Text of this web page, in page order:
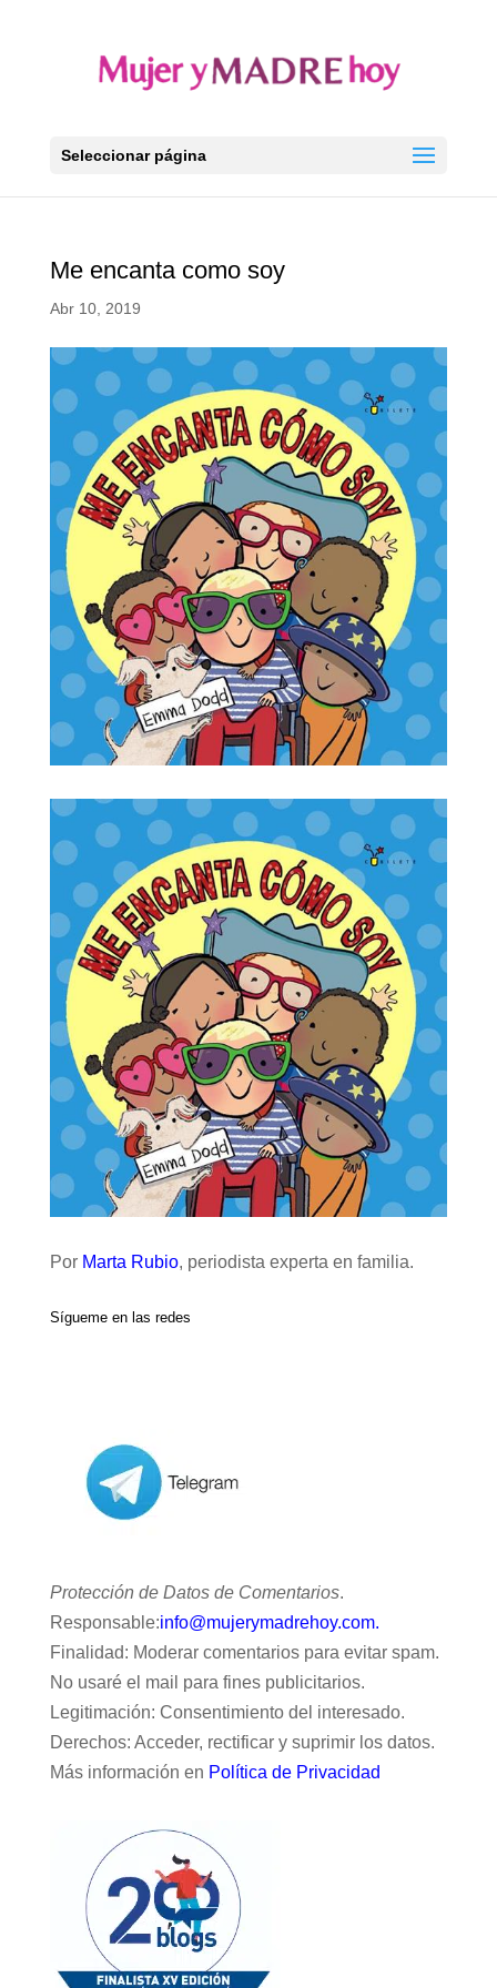
Seleccionar página
Me encanta como soy
Abr 10, 2019
Por Marta Rubio, periodista experta en familia.
Sígueme en las redes
Protección de Datos de Comentarios.
Responsable:info@mujerymadrehoy.com.
Finalidad: Moderar comentarios para evitar spam.
No usaré el mail para fines publicitarios.
Legitimación: Consentimiento del interesado.
Derechos: Acceder, rectificar y suprimir los datos.
Más información en Política de Privacidad